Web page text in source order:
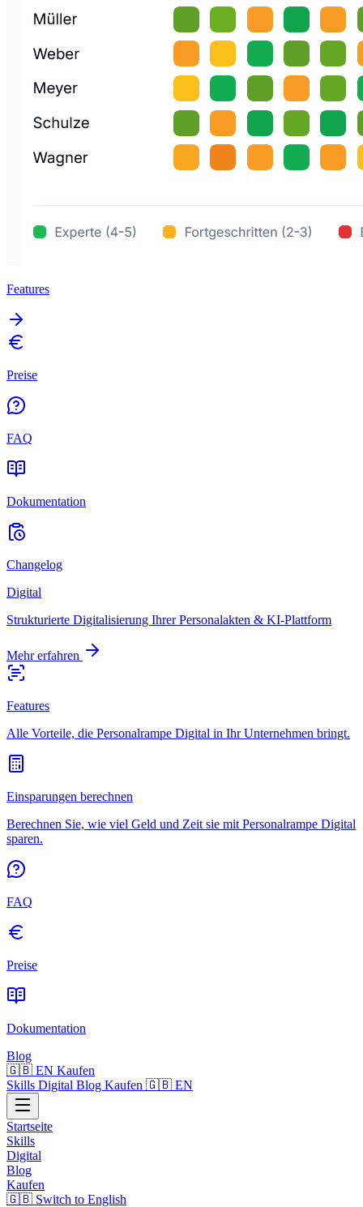
Features
Preise
FAQ
Dokumentation
Changelog
Digital
Strukturierte Digitalisierung Ihrer Personalakten & KI-Plattform
Mehr erfahren
Features
Alle Vorteile, die Personalrampe Digital in Ihr Unternehmen bringt.
Einsparungen berechnen
Berechnen Sie, wie viel Geld und Zeit sie mit Personalrampe Digital
sparen.
FAQ
Preise
Dokumentation
Blog
🇬🇧 EN Kaufen
Skills Digital Blog Kaufen 🇬🇧 EN
Startseite
Skills
Digital
Blog
Kaufen
🇬🇧 Switch to English